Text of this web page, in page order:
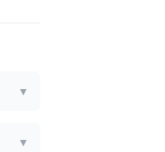
▼
▼